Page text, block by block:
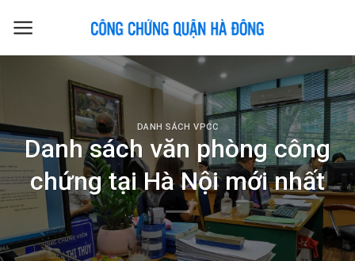
DANH SÁCH VPCC
Danh sách văn phòng công
chứng tại Hà Nội mới nhất